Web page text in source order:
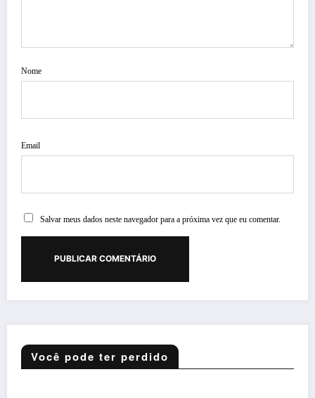
Nome
Email
Salvar meus dados neste navegador para a próxima vez que eu comentar.
Você pode ter perdido